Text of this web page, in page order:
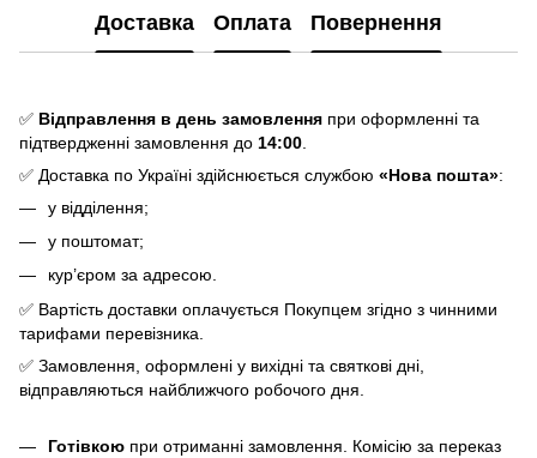
Доставка Оплата Повернення
✅ Відправлення в день замовлення при оформленні та
підтвердженні замовлення до 14:00
✅ Доставка по Україні здійснюється службою «Нова пошта»:
у відділення;
у поштомат;
кур’єром за адресою.
✅ Вартість доставки оплачується Покупцем згідно з чинними
тарифами перевізника.
✅ Замовлення, оформлені у вихідні та святкові дні,
відправляються найближчого робочого дня.
Готівкою при отриманні замовлення. Комісію за переказ